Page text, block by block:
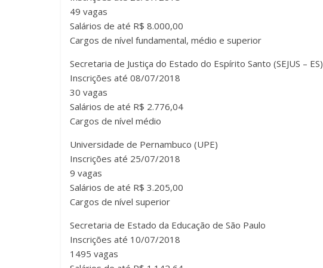
49 vagas
Salários de até R$ 8.000,00
Cargos de nível fundamental, médio e superior
Secretaria de Justiça do Estado do Espírito Santo (SEJUS – ES)
Inscrições até 08/07/2018
30 vagas
Salários de até R$ 2.776,04
Cargos de nível médio
Universidade de Pernambuco (UPE)
Inscrições até 25/07/2018
9 vagas
Salários de até R$ 3.205,00
Cargos de nível superior
Secretaria de Estado da Educação de São Paulo
Inscrições até 10/07/2018
1495 vagas